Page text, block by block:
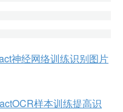
神经网络训练识别图片
样本训练提高识